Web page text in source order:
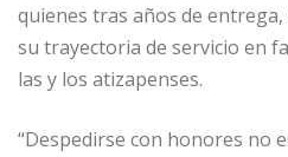
quienes tras años de
su trayectoria de servicio en
las y los atizapenses.
“Despedirse con honores no